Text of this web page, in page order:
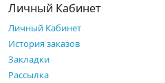
Личный Кабинет
Личный Кабинет
История заказов
Закладки
Рассылка